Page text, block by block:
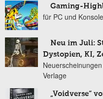
Gaming-
für PC und
Neu im Juli:
Dystopien, KI,
Verlage
„Voidverse“